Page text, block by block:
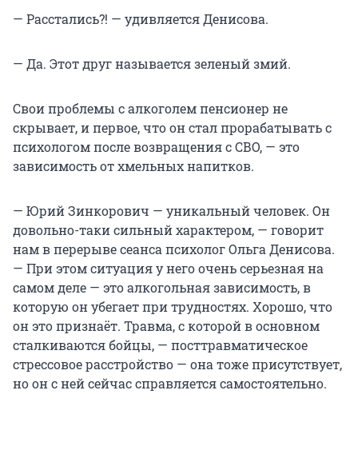
— Расстались?! — удивляется Денисова.
— Да. Этот друг называется зеленый змий.
Свои проблемы с алкоголем пенсионер не
скрывает, и первое, что он стал прорабатывать с
психологом после возвращения с СВО, — это
зависимость от хмельных напитков.
— Юрий Зинкорович — уникальный человек. Он
довольно-таки сильный характером, — говорит
нам в перерыве сеанса психолог Ольга Денисова.
— При этом ситуация у него очень серьезная на
самом деле — это алкогольная зависимость, в
которую он убегает при трудностях. Хорошо, что
он это признаёт. Травма, с которой в основном
сталкиваются бойцы, — посттравматическое
стрессовое расстройство — она тоже присутствует,
но он с ней сейчас справляется самостоятельно.